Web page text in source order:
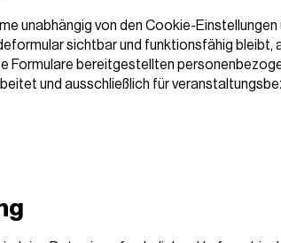
unabhängig von den Cookie-Einstellungen
sichtbar und funktionsfähig bleibt,
Formulare bereitgestellten
und ausschließlich für